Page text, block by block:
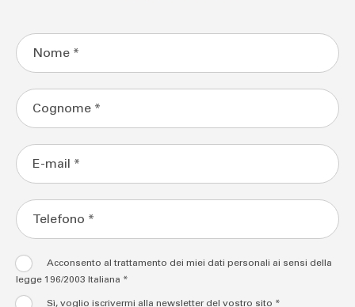
Acconsento al trattamento dei miei dati personali ai sensi della
legge 196/2003 Italiana *
Sì, voglio iscrivermi alla newsletter del vostro sito *